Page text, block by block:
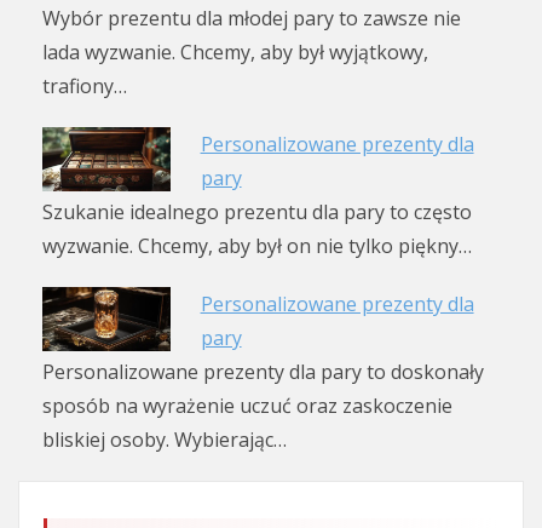
Wybór prezentu dla młodej pary to zawsze nie
lada wyzwanie. Chcemy, aby był wyjątkowy,
trafiony…
Personalizowane prezenty dla
pary
Szukanie idealnego prezentu dla pary to często
wyzwanie. Chcemy, aby był on nie tylko piękny…
Personalizowane prezenty dla
pary
Personalizowane prezenty dla pary to doskonały
sposób na wyrażenie uczuć oraz zaskoczenie
bliskiej osoby. Wybierając…